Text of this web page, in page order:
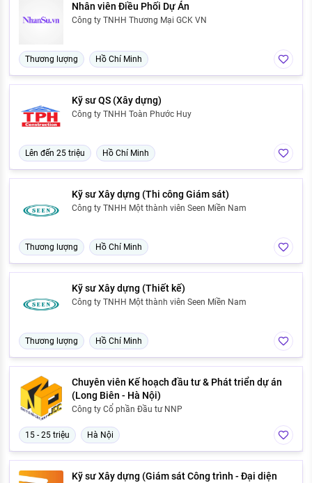
Nhân viên Điều Phối Dự Án
Công ty TNHH Thương Mại GCK VN
Thương lượng Hồ Chí Minh
Kỹ sư QS (Xây dựng)
Công ty TNHH Toàn Phước Huy
Lên đến 25 triệu Hồ Chí Minh
Kỹ sư Xây dựng (Thi công Giám sát)
Công ty TNHH Một thành viên Seen Miền Nam
Thương lượng Hồ Chí Minh
Kỹ sư Xây dựng (Thiết kế)
Công ty TNHH Một thành viên Seen Miền Nam
Thương lượng Hồ Chí Minh
Chuyên viên Kế hoạch đầu tư & Phát triển dự án
(Long Biên - Hà Nội)
Công ty Cổ phần Đầu tư NNP
15 - 25 triệu Hà Nội
Kỹ sư Xây dựng (Giám sát Công trình - Đại diện